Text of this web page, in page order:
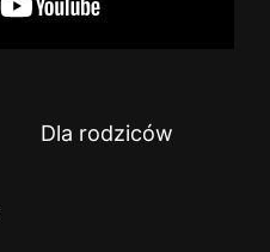
Dla rodziców